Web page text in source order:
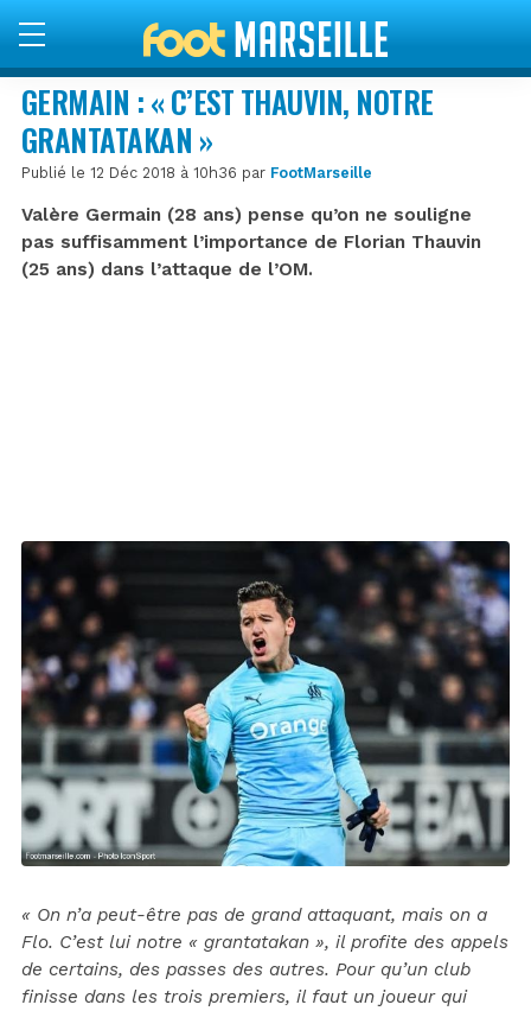
GERMAIN : « C’EST THAUVIN, NOTRE
GRANTATAKAN »
Publié le 12 Déc 2018 à 10h36 par FootMarseille
Valère Germain (28 ans) pense qu’on ne souligne
pas suffisamment l’importance de Florian Thauvin
(25 ans) dans l’attaque de l’OM.
« On n’a peut-être pas de grand attaquant, mais on a
Flo. C’est lui notre « grantatakan », il profite des appels
de certains, des passes des autres. Pour qu’un club
finisse dans les trois premiers, il faut un joueur qui